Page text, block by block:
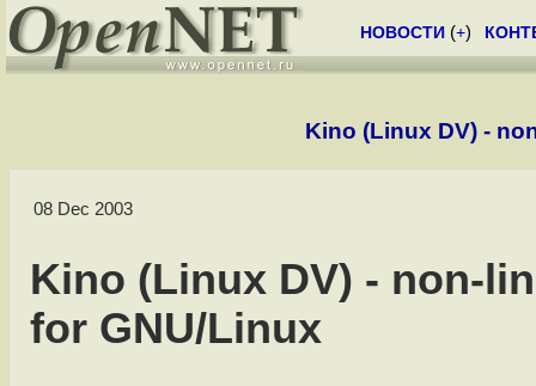
НОВОСТИ (+)
Kino (Linux DV) -
08 Dec 2003
Kino (Linux DV) - non-
for GNU/Linux